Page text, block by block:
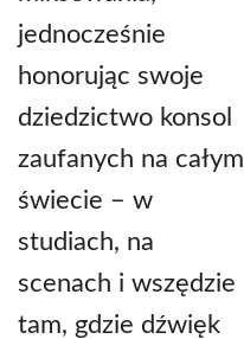
jednocześnie
honorując swoje
dziedzictwo konsol
zaufanych na całym
świecie – w
studiach, na
scenach i wszędzie
tam, gdzie dźwięk